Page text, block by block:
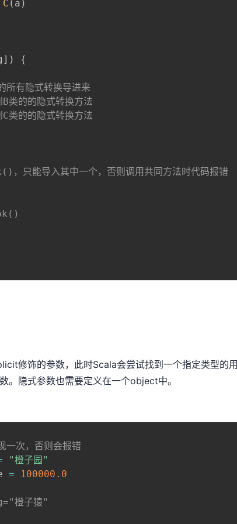
C ( a )
] )
{
有隐式转换导进来
的的隐式转换方法
的的隐式转换方法
只能导入其中一个，否则调用共同方法时代码报错
修饰的参数，此时Scala会尝试找到一个指定类型的用
。隐式参数也需要定义在一个object中。
一次，否则会报错
"橙子园"
=
100000.0
子猿"